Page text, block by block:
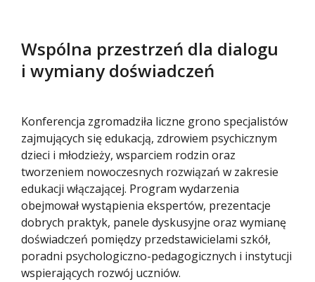
Wspólna przestrzeń dla dialogu
i wymiany doświadczeń
Konferencja zgromadziła liczne grono specjalistów
zajmujących się edukacją, zdrowiem psychicznym
dzieci i młodzieży, wsparciem rodzin oraz
tworzeniem nowoczesnych rozwiązań w zakresie
edukacji włączającej. Program wydarzenia
obejmował wystąpienia ekspertów, prezentacje
dobrych praktyk, panele dyskusyjne oraz wymianę
doświadczeń pomiędzy przedstawicielami szkół,
poradni psychologiczno-pedagogicznych i instytucji
wspierających rozwój uczniów.